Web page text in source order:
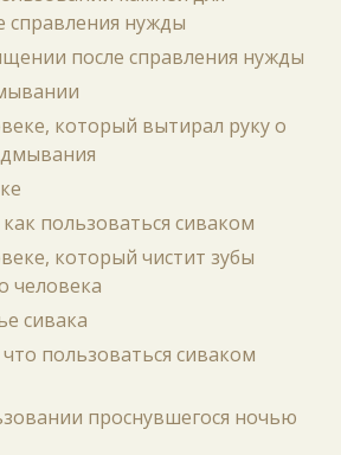
справления нужды
после справления нужды
который вытирал руку о
пользоваться сиваком
который чистит зубы
человека
сивака
пользоваться сиваком
проснувшегося ночью